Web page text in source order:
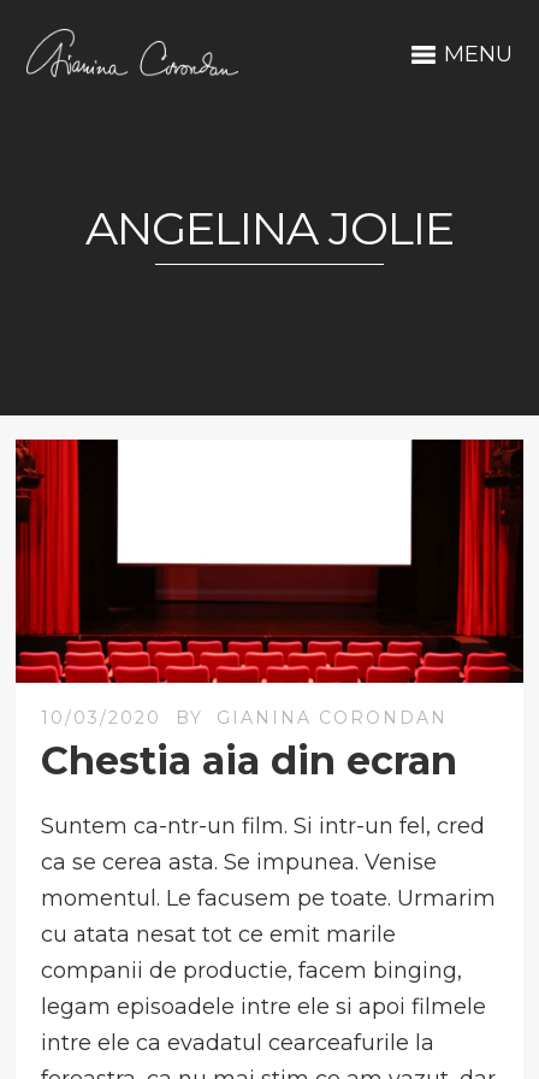
MENU
ANGELINA JOLIE
10/03/2020 BY GIANINA CORONDAN
Chestia aia din ecran
Suntem ca-ntr-un film. Si intr-un fel, cred
ca se cerea asta. Se impunea. Venise
momentul. Le facusem pe toate. Urmarim
cu atata nesat tot ce emit marile
companii de productie, facem binging,
legam episoadele intre ele si apoi filmele
intre ele ca evadatul cearceafurile la